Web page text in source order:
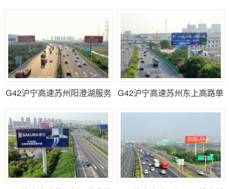
G42沪宁高速苏州阳澄湖服务 G42沪宁高速苏州东上高路单